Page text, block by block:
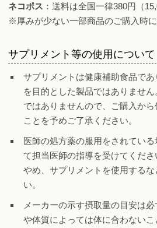
ネコポス ：送料は全国一律380円（
※厚みが少ない一部商品のご購入時に
サプリメント等の使用について
サプリメントは健康補助食品で
を目的とした製品ではありませ
ではありませんので、ご購入か
ことを予めご了承ください。
医師の処方薬の服用をされてい
て担当医師の指導を受けてくだ
やめ、サプリメントを使用する
い。
メーカーの示す摂取量の目安は
や体質によっては体に合わないこ